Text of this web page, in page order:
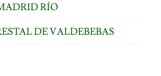
RÍO
DE VALDEBEBAS